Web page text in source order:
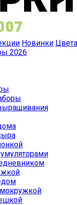
Новинки Цвета
2026